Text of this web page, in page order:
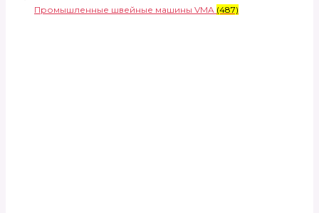
Промышленные швейные машины VMA (487)